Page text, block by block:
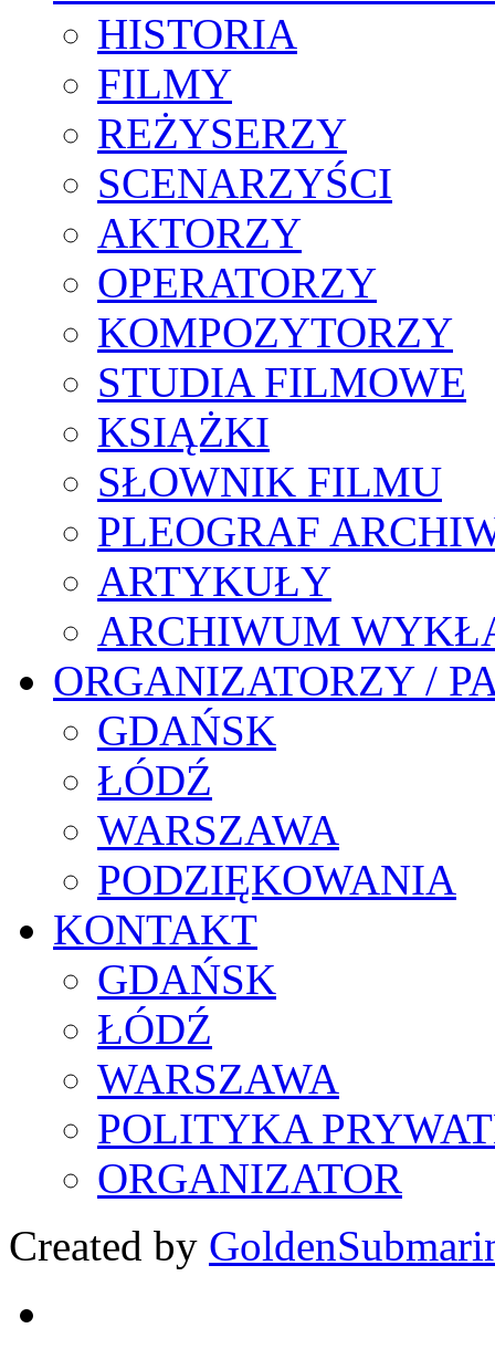
HISTORIA
FILMY
REŻYSERZY
SCENARZYŚCI
AKTORZY
OPERATORZY
KOMPOZYTORZY
STUDIA FILMOWE
KSIĄŻKI
SŁOWNIK FILMU
PLEOGRAF
ARTYKUŁY
ARCHIWUM
ORGANIZATORZY /
GDAŃSK
ŁÓDŹ
WARSZAWA
PODZIĘKOWANIA
KONTAKT
GDAŃSK
ŁÓDŹ
WARSZAWA
POLITYKA
ORGANIZATOR
Created by